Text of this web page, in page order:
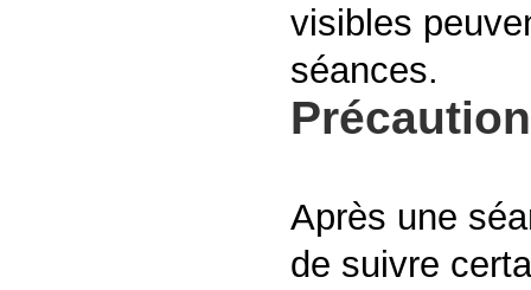
visibles
séances.
Après une
de suivre